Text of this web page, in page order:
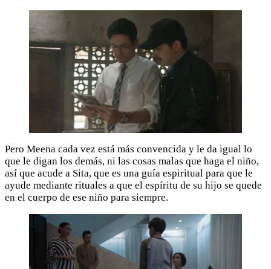
Pero Meena cada vez está más convencida y le da igual lo
que le digan los demás, ni las cosas malas que haga el niño,
así que acude a Sita, que es una guía espiritual para que le
ayude mediante rituales a que el espíritu de su hijo se quede
en el cuerpo de ese niño para siempre.